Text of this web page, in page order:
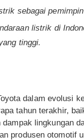
sebagai
listrik di
tinggi.
dalam evolusi
tahun terakhir,
lingkungan
produsen otomotif